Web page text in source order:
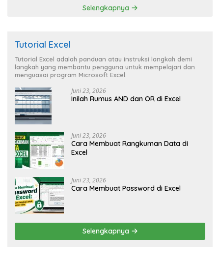
Selengkapnya
Tutorial Excel
Tutorial Excel adalah panduan atau instruksi langkah demi
langkah yang membantu pengguna untuk mempelajari dan
menguasai program Microsoft Excel.
Juni 23, 2026
Inilah Rumus AND dan OR di Excel
Juni 23, 2026
Cara Membuat Rangkuman Data di
Excel
Juni 23, 2026
Cara Membuat Password di Excel
Selengkapnya